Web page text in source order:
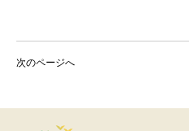
次のページへ